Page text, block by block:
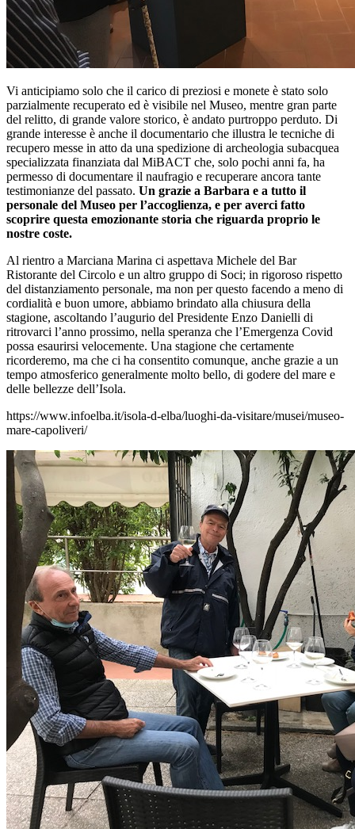
Vi anticipiamo solo che il carico di preziosi e monete è stato solo
parzialmente recuperato ed è visibile nel Museo, mentre gran parte
del relitto, di grande valore storico, è andato purtroppo perduto. Di
grande interesse è anche il documentario che illustra le tecniche di
recupero messe in atto da una spedizione di archeologia subacquea
specializzata finanziata dal MiBACT che, solo pochi anni fa, ha
permesso di documentare il naufragio e recuperare ancora tante
testimonianze del passato. Un grazie a Barbara e a tutto il
personale del Museo per l’accoglienza, e per averci fatto
scoprire questa emozionante storia che riguarda proprio le
nostre coste.
Al rientro a Marciana Marina ci aspettava Michele del Bar
Ristorante del Circolo e un altro gruppo di Soci; in rigoroso rispetto
del distanziamento personale, ma non per questo facendo a meno di
cordialità e buon umore, abbiamo brindato alla chiusura della
stagione, ascoltando l’augurio del Presidente Enzo Danielli di
ritrovarci l’anno prossimo, nella speranza che l’Emergenza Covid
possa esaurirsi velocemente. Una stagione che certamente
ricorderemo, ma che ci ha consentito comunque, anche grazie a un
tempo atmosferico generalmente molto bello, di godere del mare e
delle bellezze dell’Isola.
https://www.infoelba.it/isola-d-elba/luoghi-da-visitare/musei/museo-
mare-capoliveri/